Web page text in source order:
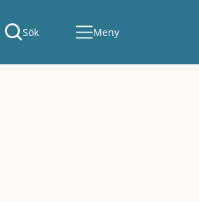
Sök Meny